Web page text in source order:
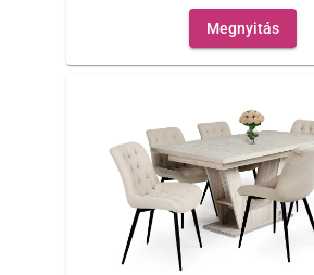
Megnyitás